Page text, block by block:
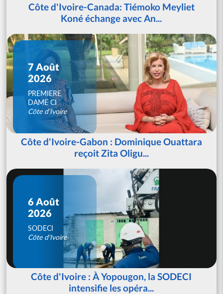
Côte d'Ivoire-Canada: Tiémoko Meyliet
Koné échange avec An...
7 Août
2026
PREMIERE
DAME CI
Côte d'Ivoire
Côte d'Ivoire-Gabon : Dominique Ouattara
reçoit Zita Oligu...
6 Août
2026
SODECI
Côte d'Ivoire
Côte d'Ivoire : À Yopougon, la SODECI
intensifie les opéra...